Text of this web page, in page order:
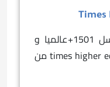
Times
جامعة الزهراوي بتسلسل 1501+عالميا و
بتسلسل 49محليا في times higher education من